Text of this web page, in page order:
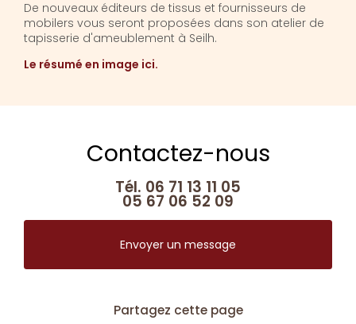
De nouveaux éditeurs de tissus et fournisseurs de
mobilers vous seront proposées dans son atelier de
tapisserie d'ameublement à Seilh.
Le résumé en image ici.
Contactez-nous
Tél. 06 71 13 11 05
05 67 06 52 09
Envoyer un message
Partagez cette page